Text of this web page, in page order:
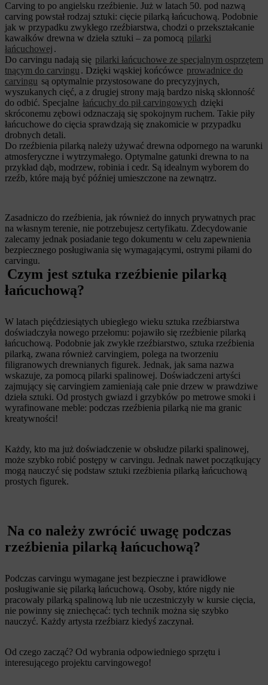
Carving to po angielsku rzeźbienie. Już w latach 50. pod nazwą
carving powstał rodzaj sztuki: cięcie pilarką łańcuchową. Podobnie
jak w przypadku zwykłego rzeźbiarstwa, chodzi o przekształcanie
kawałków drewna w dzieła sztuki – za pomocą pilarki
łańcuchowej .
Do carvingu nadają się pilarki łańcuchowe ze specjalnym osprzętem
tnącym do carvingu . Dzięki wąskiej końcówce prowadnice do
carvingu są optymalnie przystosowane do precyzyjnych,
wyszukanych cięć, a z drugiej strony mają bardzo niską skłonność
do odbić. Specjalne łańcuchy do pił carvingowych dzięki
skróconemu zębowi odznaczają się spokojnym ruchem. Takie piły
łańcuchowe do cięcia sprawdzają się znakomicie w przypadku
drobnych detali.
Do rzeźbienia pilarką należy używać drewna odpornego na warunki
atmosferyczne i wytrzymałego. Optymalne gatunki drewna to na
przykład dąb, modrzew, robinia i cedr. Są idealnym wyborem do
rzeźb, które mają być później umieszczone na zewnątrz.
Zasadniczo do rzeźbienia, jak również do innych prywatnych prac
na własnym terenie, nie potrzebujesz certyfikatu. Zdecydowanie
zalecamy jednak posiadanie tego dokumentu w celu zapewnienia
bezpiecznego posługiwania się wymagającymi, ostrymi piłami do
carvingu.
Czym jest sztuka rzeźbienie pilarką
łańcuchową?
W latach pięćdziesiątych ubiegłego wieku sztuka rzeźbiarstwa
doświadczyła nowego przełomu: pojawiło się rzeźbienie pilarką
łańcuchową. Podobnie jak zwykłe rzeźbiarstwo, sztuka rzeźbienia
pilarką, zwana również carvingiem, polega na tworzeniu
filigranowych drewnianych figurek. Jednak, jak sama nazwa
wskazuje, za pomocą pilarki spalinowej. Doświadczeni artyści
zajmujący się carvingiem zamieniają całe pnie drzew w prawdziwe
dzieła sztuki. Od prostych gwiazd i grzybków po metrowe smoki i
wyrafinowane meble: podczas rzeźbienia pilarką nie ma granic
kreatywności!
Każdy, kto ma już doświadczenie w obsłudze pilarki spalinowej,
może szybko robić postępy w carvingu. Jednak nawet początkujący
mogą nauczyć się podstaw sztuki rzeźbienia pilarką łańcuchową
prostych figurek.
Na co należy zwrócić uwagę podczas
rzeźbienia pilarką łańcuchową?
Podczas carvingu wymagane jest bezpieczne i prawidłowe
posługiwanie się pilarką łańcuchową. Osoby, które nigdy nie
pracowały pilarką spalinową lub nie uczestniczyły w kursie cięcia,
nie powinny się zniechęcać: tych technik można się szybko
nauczyć. Każdy artysta rzeźbiarz kiedyś zaczynał.
Od czego zacząć? Od wybrania odpowiedniego sprzętu i
interesującego projektu carvingowego!